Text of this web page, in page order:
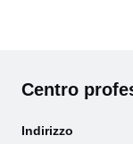
Centro
Indirizzo